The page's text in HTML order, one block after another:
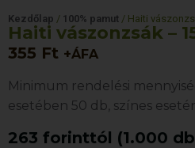
Kezdőlap / 100% pamut / Haiti
Haiti vászonzsák –
355 Ft +ÁFA
Minimum rendelési
esetében 50 db, színes
263 forinttól (1.000